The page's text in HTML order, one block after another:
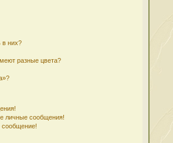
в них?
разные цвета?
личные сообщения!
сообщение!